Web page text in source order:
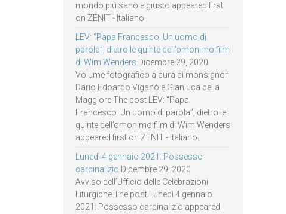
mondo più sano e giusto appeared first
on ZENIT - Italiano.
LEV: “Papa Francesco. Un uomo di
parola”, dietro le quinte dell’omonimo film
di Wim Wenders Dicembre 29, 2020
Volume fotografico a cura di monsignor
Dario Edoardo Viganò e Gianluca della
Maggiore The post LEV: “Papa
Francesco. Un uomo di parola”, dietro le
quinte dell’omonimo film di Wim Wenders
appeared first on ZENIT - Italiano.
Lunedì 4 gennaio 2021: Possesso
cardinalizio Dicembre 29, 2020
Avviso dell’Ufficio delle Celebrazioni
Liturgiche The post Lunedì 4 gennaio
2021: Possesso cardinalizio appeared